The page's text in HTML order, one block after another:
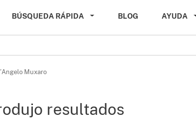
BÚSQUEDA RÁPIDA BLOG AYUDA
Muxaro
resultados